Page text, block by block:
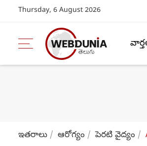
Thursday, 6 August 2026
ఇతరాలు ఆరోగ్యం పెరటి వైద్యం